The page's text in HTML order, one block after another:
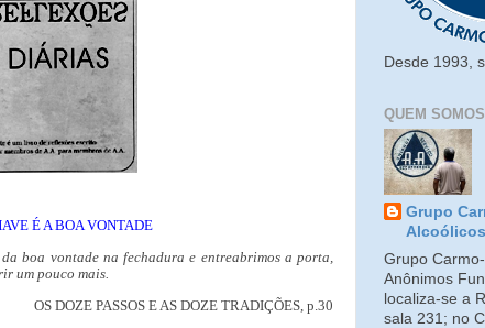
É A BOA VONTADE
boa vontade na fechadura e entreabrimos a porta,
um pouco mais.
OS DOZE PASSOS E AS DOZE TRADIÇÕES, p.30
Desde 1993,
QUEM SOMOS
Grupo
Grupo
Anônimos
localiza-se a
sala 231; no